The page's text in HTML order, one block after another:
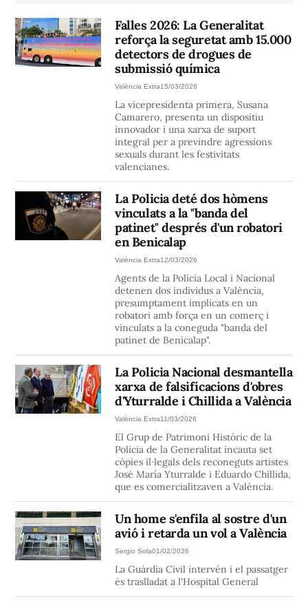
Falles 2026: La Generalitat
reforça la seguretat amb 15.000
detectors de drogues de
submissió química
València Extra15/03/2026
La vicepresidenta primera, Susana
Camarero, presenta un dispositiu
innovador i una xarxa de suport
integral per a previndre agressions
sexuals durant les festivitats
valencianes.
La Policia deté dos hòmens
vinculats a la "banda del
patinet" després d'un robatori
en Benicalap
València Extra12/03/2026
Agents de la Policia Local i Nacional
detenen dos individus a València,
presumptament implicats en un
robatori amb força en un comerç i
vinculats a la coneguda "banda del
patinet de Benicalap".
La Policia Nacional desmantella
xarxa de falsificacions d'obres
d'Yturralde i Chillida a València
València Extra11/03/2026
El Grup de Patrimoni Històric de la
Policia de la Generalitat incauta set
còpies il·legals dels reconeguts artistes
José María Yturralde i Eduardo Chillida,
que es comercialitzaven a València.
Un home s'enfila al sostre d'un
avió i retarda un vol a València
Sergio Sola01/02/2026
La Guàrdia Civil intervén i el passatger
és traslladat a l'Hospital General